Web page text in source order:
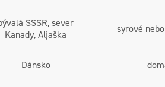
SSSR, sever
Kanady, Aljaška
syrové
Dánsko